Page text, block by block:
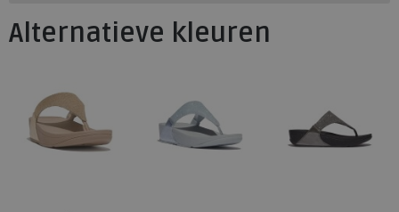
Alternatieve kleuren